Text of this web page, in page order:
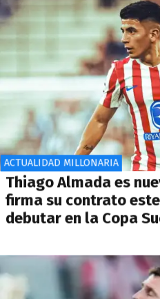
ACTUALIDAD MILLONARIA
Thiago Almada es
firma su contrato
debutar en la Copa